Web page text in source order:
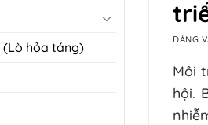
(Lò hỏa táng)
ĐĂNG
Môi
hội.